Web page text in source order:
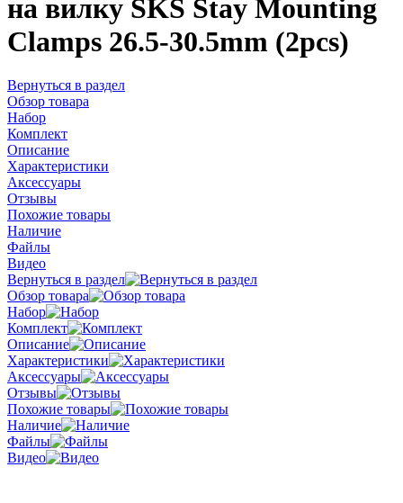
на вилку SKS Stay Mounting
Clamps 26.5-30.5mm (2pcs)
Вернуться в раздел
Обзор товара
Набор
Комплект
Описание
Характеристики
Аксессуары
Отзывы
Похожие товары
Наличие
Файлы
Видео
Вернуться в раздел
Обзор товара
Набор
Комплект
Описание
Характеристики
Аксессуары
Отзывы
Похожие товары
Наличие
Файлы
Видео